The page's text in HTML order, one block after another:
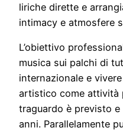
liriche dirette e
intimacy e atmosfere
L’obiettivo
musica sui palchi di
internazionale e
artistico come attività
traguardo è previsto
anni. Parallelamente